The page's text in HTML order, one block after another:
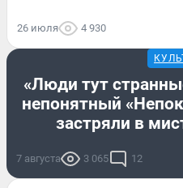
26 июля 4 930
«Люди тут
непонятный
застряли в
7 августа 3 065 12